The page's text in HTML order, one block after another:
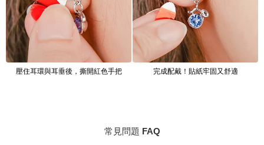
壓住耳環與耳垂後，撕開紅色手把 完成配戴！貼紙牢固又舒適
常見問題 FAQ